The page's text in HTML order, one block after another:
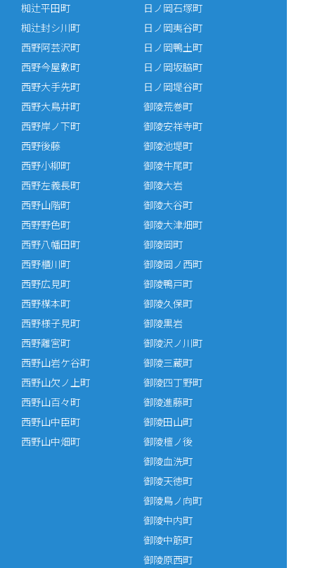
椥辻平田町
椥辻封シ川町
西野阿芸沢町
西野今屋敷町
西野大手先町
西野大鳥井町
西野岸ノ下町
西野後藤
西野小柳町
西野左義長町
西野山階町
西野野色町
西野八幡田町
西野櫃川町
西野広見町
西野楳本町
西野様子見町
西野離宮町
西野山岩ケ谷町
西野山欠ノ上町
西野山百々町
西野山中臣町
西野山中畑町
日ノ岡石塚町
日ノ岡夷谷町
日ノ岡鴨土町
日ノ岡坂脇町
日ノ岡堤谷町
御陵荒巻町
御陵安祥寺町
御陵池堤町
御陵牛尾町
御陵大岩
御陵大谷町
御陵大津畑町
御陵岡町
御陵岡ノ西町
御陵鴨戸町
御陵久保町
御陵黒岩
御陵沢ノ川町
御陵三蔵町
御陵四丁野町
御陵進藤町
御陵田山町
御陵檀ノ後
御陵血洗町
御陵天徳町
御陵鳥ノ向町
御陵中内町
御陵中筋町
御陵原西町